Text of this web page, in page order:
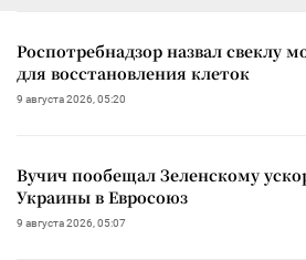
Роспотребнадзор назвал свеклу
для восстановления клеток
9 августа 2026, 05:20
Вучич пообещал Зеленскому
Украины в Евросоюз
9 августа 2026, 05:07